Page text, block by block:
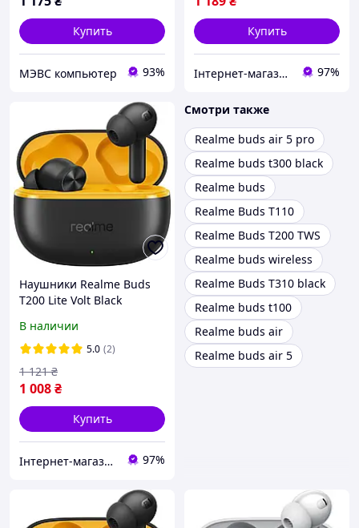
Купить
МЭВС компьютер 93%
Купить
Інтернет-магазин "Гаджети" 97%
Наушники Realme Buds
T200 Lite Volt Black
В наличии
5.0 (2)
1 008₴
1 121 ₴
Купить
Інтернет-магазин "Гаджети" 97%
Смотри также
Realme buds air 5 pro
Realme buds t300 black
Realme buds
Realme Buds T110
Realme Buds T200 TWS
Realme buds wireless
Realme Buds T310 black
Realme buds t100
Realme buds air
Realme buds air 5